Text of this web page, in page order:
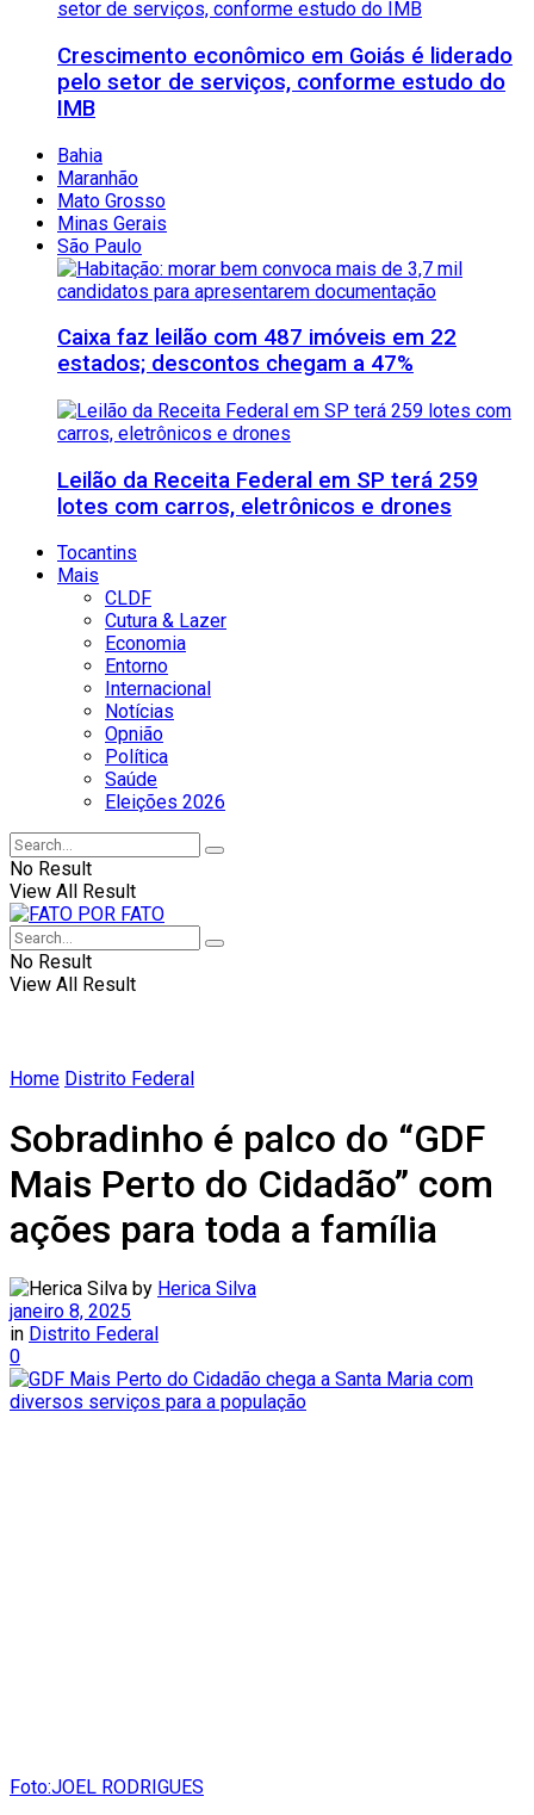
Crescimento econômico em Goiás é liderado
pelo setor de serviços, conforme estudo do
IMB
Bahia
Maranhão
Mato Grosso
Minas Gerais
São Paulo
Caixa faz leilão com 487 imóveis em 22
estados; descontos chegam a 47%
Leilão da Receita Federal em SP terá 259
lotes com carros, eletrônicos e drones
Tocantins
Mais
CLDF
Cutura & Lazer
Economia
Entorno
Internacional
Notícias
Opnião
Política
Saúde
Eleições 2026
No Result
View All Result
No Result
View All Result
Home Distrito Federal
Sobradinho é palco do “GDF
Mais Perto do Cidadão” com
ações para toda a família
by Herica Silva
janeiro 8, 2025
in Distrito Federal
0
Foto:JOEL RODRIGUES